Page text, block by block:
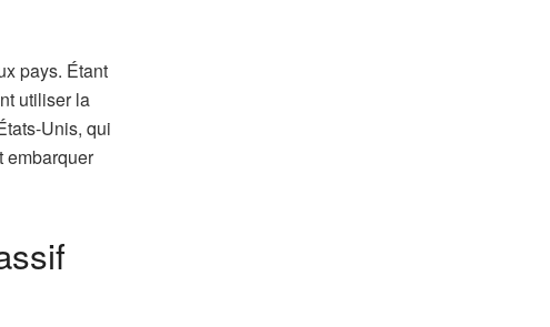
pays. Étant
utiliser la
Unis, qui
embarquer